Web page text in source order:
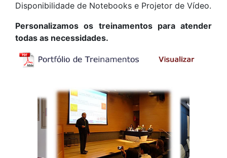
Disponibilidade de Notebooks e Projetor de Vídeo.
Personalizamos os treinamentos para atender
todas as necessidades.